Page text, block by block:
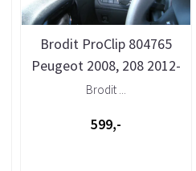
Brodit ProClip 804765
Peugeot 2008, 208 2012-
2019 Venstre
Brodit ...
599,-